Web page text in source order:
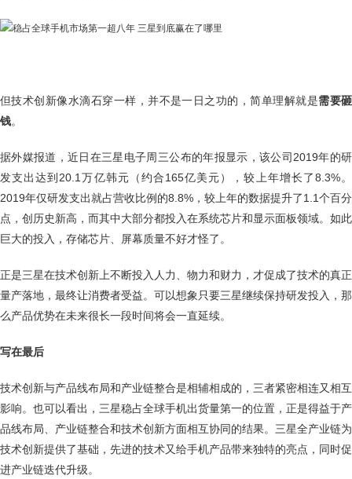
但技术创新像水滴石穿一样，并不是一日之功的，简单理解就是需要砸
钱。
据外媒报道，近日在三星电子周三公布的年报显示，该公司2019年的研
发支出达到20.1万亿韩元（约合165亿美元），较上年增长了8.3%。
2019年仅研发支出就占营收比例的8.8%，较上年的数据提升了1.1个百分
点，创历史新高，而其中大部分都投入在系统芯片和显示面板领域。如此
巨大的投入，存储芯片、屏幕质量不好才怪了。
正是三星在技术创新上不断投入人力、物力和财力，才促成了技术的真正
量产落地，最终让消费者受益。可以想象只要三星继续保持研发投入，那
么产品优势在未来很长一段时间将会一直延续。
写在最后
技术创新与产品线布局和产业链整合是相辅相成的，三者紧密相连又相互
影响。也可以看出，三星稳占全球手机出货量第一的位置，正是得益于产
品线布局、产业链整合和技术创新方面相互协同的结果。三星全产业链为
技术创新提供了基础，先进的技术又给手机产品带来独特的亮点，同时促
进产业链迭代升级。